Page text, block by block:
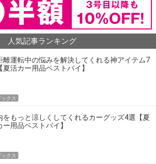
人気記事ランキング
離運転中の悩みを解決してくれる神アイテム7
夏活カー用品ベストバイ】
ックス
をもっと涼しくしてくれるカーグッズ4選【夏
ー用品ベストバイ】
ックス